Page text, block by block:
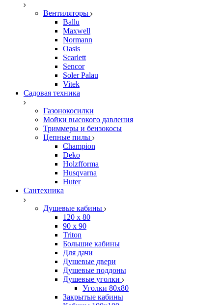
Вентиляторы
Ballu
Maxwell
Normann
Oasis
Scarlett
Sencor
Soler Palau
Vitek
Садовая техника
Газонокосилки
Мойки высокого давления
Триммеры и бензокосы
Цепные пилы
Champion
Deko
Holzfforma
Husqvarna
Huter
Сантехника
Душевые кабины
120 x 80
90 х 90
Triton
Большие кабины
Для дачи
Душевые двери
Душевые поддоны
Душевые уголки
Уголки 80х80
Закрытые кабины